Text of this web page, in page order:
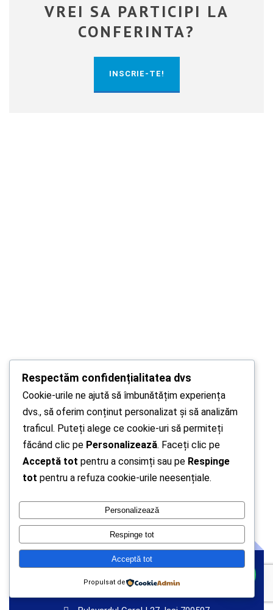
VREI SA PARTICIPI LA
CONFERINTA?
INSCRIE-TE!
CAMERA DE COMERT
SI INDUSTRIE IASI
Respectăm confidențialitatea dvs
Cookie-urile ne ajută să îmbunătățim experiența
dvs., să oferim conținut personalizat și să analizăm
traficul. Puteți alege ce cookie-uri să permiteți
făcând clic pe Personalizează. Faceți clic pe
Acceptă tot pentru a consimți sau pe Respinge
tot pentru a refuza cookie-urile neesențiale.
Personalizează
Respinge tot
Acceptă tot
Propulsat de